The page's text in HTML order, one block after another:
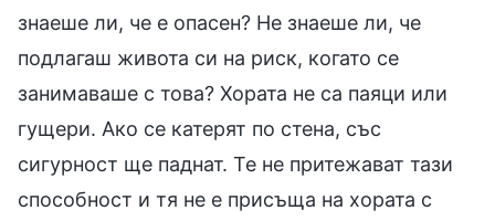
знаеше ли, че е опасен? Не знаеше ли, че
подлагаш живота си на риск, когато се
занимаваше с това? Хората не са паяци или
гущери. Ако се катерят по стена, със
сигурност ще паднат. Те не притежават тази
способност и тя не е присъща на хората с